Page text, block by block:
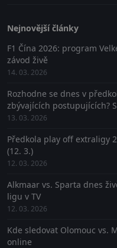
Nejnovější články
F1 Čína 2026: program
závod živě
14. 03. 2026
Rozhodne se dnes v
zbývajících postupujících?
13. 03. 2026
Předkola play off extraligy
(12. 3.)
12. 03. 2026
Alkmaar vs. Sparta dnes
ligu v TV
12. 03. 2026
Kde sledovat Olomouc vs.
online